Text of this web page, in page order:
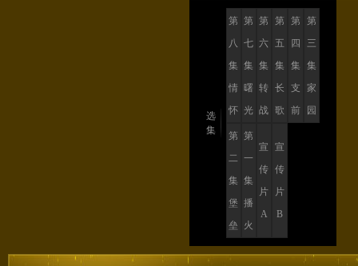
选
集
第
八
集
情
怀
第
七
集
曙
光
第
六
集
转
战
第
五
集
长
歌
第
四
集
支
前
第
三
集
家
园
第
二
集
堡
垒
第
一
集
播
火
宣
传
片
A
宣
传
片
B